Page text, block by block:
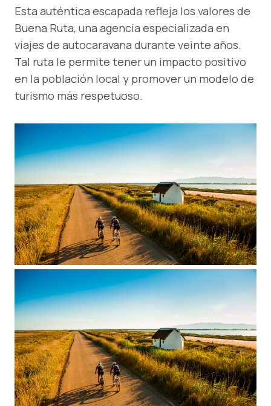
Esta auténtica escapada refleja los valores de
Buena Ruta, una agencia especializada en
viajes de autocaravana durante veinte años.
Tal ruta le permite tener un impacto positivo
en la población local y promover un modelo de
turismo más respetuoso.